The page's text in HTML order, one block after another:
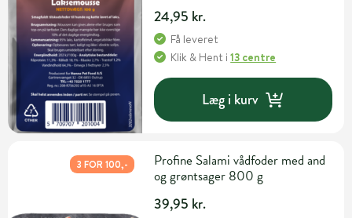
24,95 kr.
Få leveret
Klik & Hent i13 centre
Læg i kurv
3 FOR 100,-
Profine Salami vådfoder med and
og grøntsager 800 g
39,95 kr.